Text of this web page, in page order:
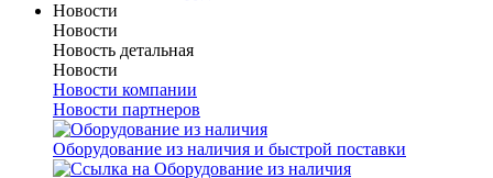
Новости
Новости
Новость детальная
Новости
Новости компании
Новости партнеров
Оборудование из наличия и быстрой поставки